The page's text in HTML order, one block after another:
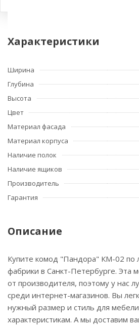
Характеристики
Ширина
Глубина
Высота
Цвет
Материал фасада
Материал корпуса
Наличие полок
Наличие ящиков
Производитель
Гарантия
Описание
Купите комод "Пандора" КМ-02 по
фабрики в Санкт-Петербурге. Эта
от производителя, поэтому у нас
среди интернет-магазинов. Вы
нужный размер и стиль для
характеристикам. А мы доставим